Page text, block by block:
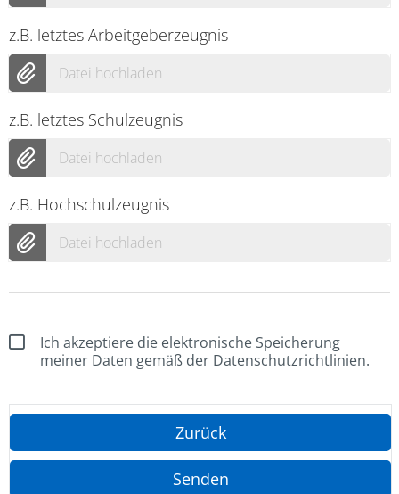
z.B. letztes Arbeitgeberzeugnis
Datei hochladen
z.B. letztes Schulzeugnis
Datei hochladen
z.B. Hochschulzeugnis
Datei hochladen
Ich akzeptiere die elektronische Speicherung
meiner Daten gemäß der Datenschutzrichtlinien.
Zurück
Senden